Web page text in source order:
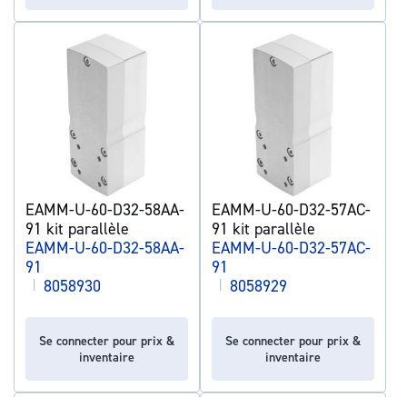
EAMM-U-60-D32-58AA-
91 kit parallèle
EAMM-U-60-D32-58AA-
91
| 8058930
Se connecter pour prix &
inventaire
EAMM-U-60-D32-57AC-
91 kit parallèle
EAMM-U-60-D32-57AC-
91
| 8058929
Se connecter pour prix &
inventaire